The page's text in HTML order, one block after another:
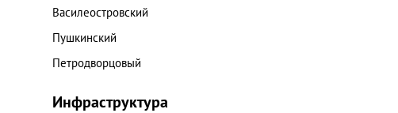
Василеостровский
Пушкинский
Петродворцовый
Инфраструктура